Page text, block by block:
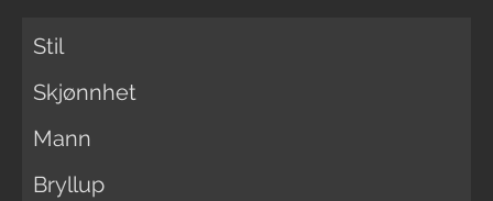
Stil
Skjønnhet
Mann
Bryllup